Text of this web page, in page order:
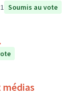
1 Soumis au vote
médias